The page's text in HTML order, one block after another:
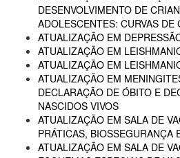
DESENVOLVIMENTO DE
ADOLESCENTES: CURVAS DE
ATUALIZAÇÃO EM
ATUALIZAÇÃO EM
ATUALIZAÇÃO EM
ATUALIZAÇÃO EM
DECLARAÇÃO DE ÓBITO E
NASCIDOS VIVOS
ATUALIZAÇÃO EM SALA DE
PRÁTICAS, BIOSSEGURANÇA
ATUALIZAÇÃO EM SALA DE